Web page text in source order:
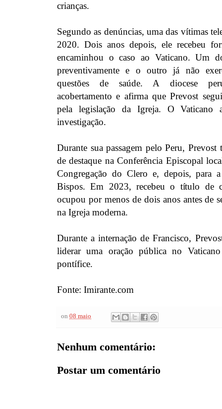
crianças.
Segundo as denúncias, uma das vítimas
2020. Dois anos depois, ele recebeu
encaminhou o caso ao Vaticano. Um
preventivamente e o outro já não
questões de saúde. A diocese
acobertamento e afirma que Prevost
pela legislação da Igreja. O Vaticano
investigação.
Durante sua passagem pelo Peru, Prevost
de destaque na Conferência Episcopal
Congregação do Clero e, depois, para
Bispos. Em 2023, recebeu o título de
ocupou por menos de dois anos antes de
na Igreja moderna.
Durante a internação de Francisco,
liderar uma oração pública no
pontífice.
Fonte: Imirante.com
on 08 maio
Nenhum comentário:
Postar um comentário